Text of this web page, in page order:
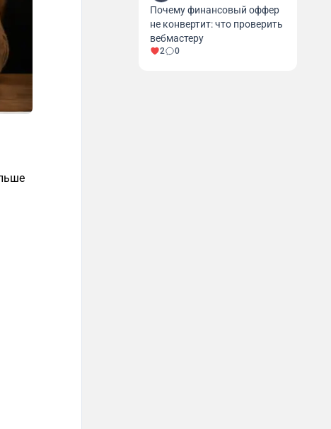
Почему финансовый оффер
не конвертит: что проверить
вебмастеру
2 0